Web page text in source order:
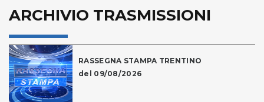
ARCHIVIO TRASMISSIONI
RASSEGNA STAMPA TRENTINO
del 09/08/2026